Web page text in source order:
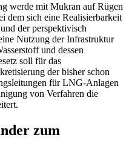
werde mit Mukran auf Rügen
dem sich eine Realisierbarkeit
der perspektivisch
Nutzung der Infrastruktur
und dessen
soll für das
der bisher schon
fürLNG-Anlagen
von Verfahren die
zum